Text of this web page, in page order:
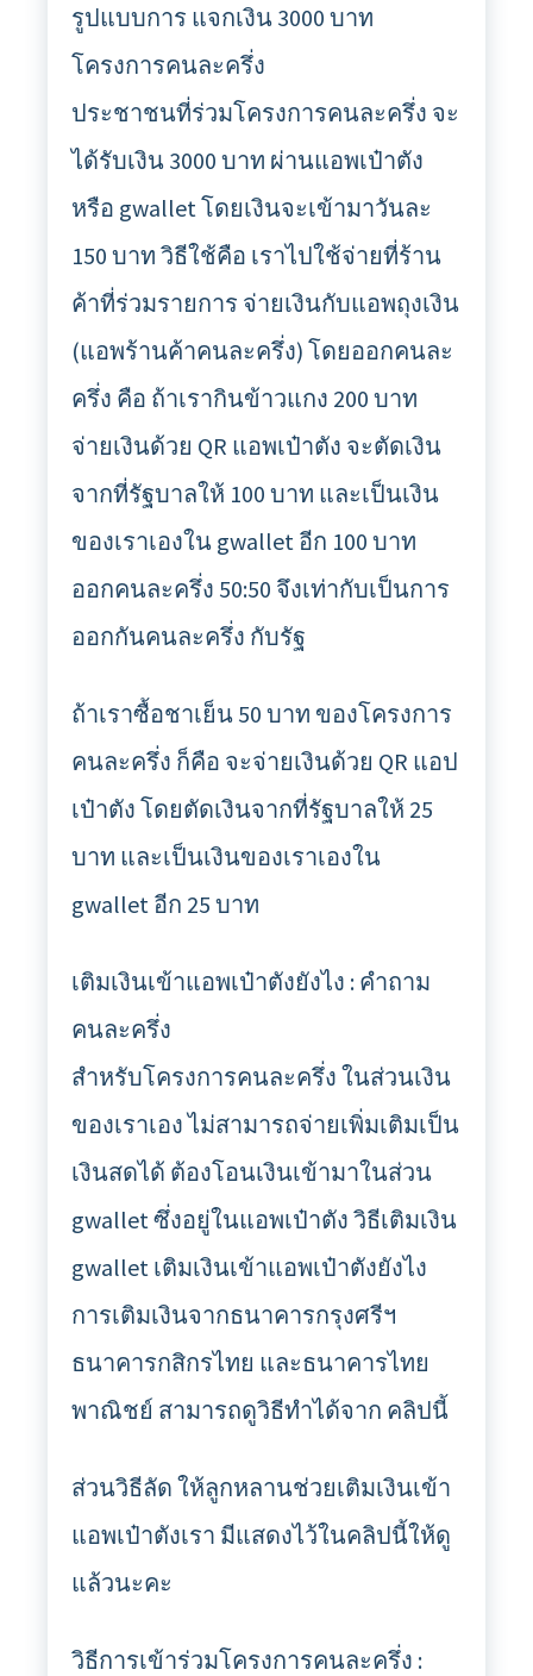
รูปแบบการ แจกเงิน 3000 บาท
โครงการคนละครึ่ง
ประชาชนที่ร่วมโครงการคนละครึ่ง จะ
ได้รับเงิน 3000 บาท ผ่านแอพเป๋าตัง
หรือ gwallet โดยเงินจะเข้ามาวันละ
150 บาท วิธีใช้คือ เราไปใช้จ่ายที่ร้าน
ค้าที่ร่วมรายการ จ่ายเงินกับแอพถุงเงิน
(แอพร้านค้าคนละครึ่ง) โดยออกคนละ
ครึ่ง คือ ถ้าเรากินข้าวแกง 200 บาท
จ่ายเงินด้วย QR แอพเป๋าตัง จะตัดเงิน
จากที่รัฐบาลให้ 100 บาท และเป็นเงิน
ของเราเองใน gwallet อีก 100 บาท
ออกคนละครึ่ง 50:50 จึงเท่ากับเป็นการ
ออกกันคนละครึ่ง กับรัฐ
ถ้าเราซื้อชาเย็น 50 บาท ของโครงการ
คนละครึ่ง ก็คือ จะจ่ายเงินด้วย QR แอป
เป๋าตัง โดยตัดเงินจากที่รัฐบาลให้ 25
บาท และเป็นเงินของเราเองใน
gwallet อีก 25 บาท
เติมเงินเข้าแอพเป๋าตังยังไง : คำถาม
คนละครึ่ง
สำหรับโครงการคนละครึ่ง ในส่วนเงิน
ของเราเอง ไม่สามารถจ่ายเพิ่มเติมเป็น
เงินสดได้ ต้องโอนเงินเข้ามาในส่วน
gwallet ซึ่งอยู่ในแอพเป๋าตัง วิธีเติมเงิน
gwallet เติมเงินเข้าแอพเป๋าตังยังไง
การเติมเงินจากธนาคารกรุงศรีฯ
ธนาคารกสิกรไทย และธนาคารไทย
พาณิชย์ สามารถดูวิธีทำได้จาก คลิปนี้
ส่วนวิธีลัด ให้ลูกหลานช่วยเติมเงินเข้า
แอพเป๋าตังเรา มีแสดงไว้ในคลิปนี้ให้ดู
แล้วนะคะ
วิธีการเข้าร่วมโครงการคนละครึ่ง :